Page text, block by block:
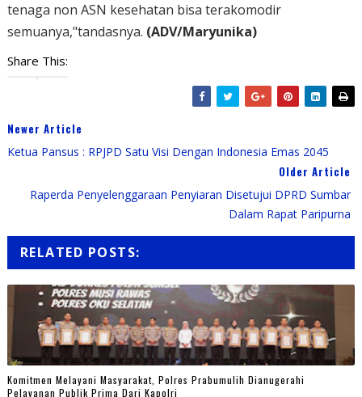
tenaga non ASN kesehatan bisa terakomodir
semuanya,"tandasnya. (ADV/Maryunika)
Share This:
Newer Article
Ketua Pansus : RPJPD Satu Visi Dengan Indonesia Emas 2045
Older Article
Raperda Penyelenggaraan Penyiaran Disetujui DPRD Sumbar
Dalam Rapat Paripurna
RELATED POSTS:
Komitmen Melayani Masyarakat, Polres Prabumulih Dianugerahi
Pelayanan Publik Prima Dari Kapolri